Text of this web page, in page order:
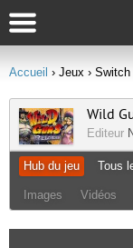
Accueil › Jeux › Switch
Wild
Editeur
Hub du jeu Tous
Images Vidéos